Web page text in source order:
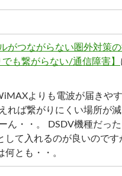
がつながらない圏外対策
も繋がらない/通信障害】
よりも電波が届きやす
れば繋がりにくい場所が
ん・・。 DSDV機種だっ
して入れるのが良いのです
何とも・・。